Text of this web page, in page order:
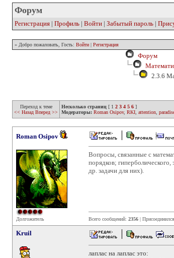
Форум
Регистрация | Профиль | Войти | Забытый пароль |
» Добро пожаловать, Гость: Войти | Регистрация
Форум
2.3.6
Переход к теме
<< Назад Вперед >>
Несколько страниц [ 1 2 3 4 5 6 ]
Модераторы: Roman Osipov, RKI attention
Roman Osipov
Долгожитель
Вопросы, связанные с
порядков;
др. задачи для них).
Всего сообщений: 2356 |
Kruil
лаплас на лаплас это: